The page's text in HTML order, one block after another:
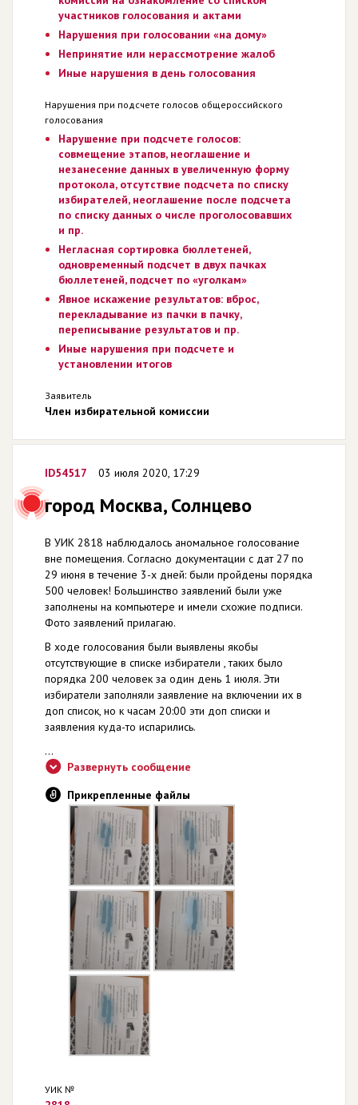
участников голосования и актами
Нарушения при голосовании «на дому»
Непринятие или нерассмотрение жалоб
Иные нарушения в день голосования
Нарушения при подсчете голосов общероссийского
голосования
Нарушение при подсчете голосов:
совмещение этапов, неоглашение и
незанесение данных в увеличенную форму
протокола, отсутствие подсчета по списку
избирателей, неоглашение после подсчета
по списку данных о числе проголосовавших
и пр.
Негласная сортировка бюллетеней,
одновременный подсчет в двух пачках
бюллетеней, подсчет по «уголкам»
Явное искажение результатов: вброс,
перекладывание из пачки в пачку,
переписывание результатов и пр.
Иные нарушения при подсчете и
установлении итогов
Заявитель
Член избирательной комиссии
ID54517 03 июля 2020, 17:29
город Москва, Солнцево
В УИК 2818 наблюдалось аномальное голосование
вне помещения. Согласно документации с дат 27 по
29 июня в течение 3-х дней: были пройдены порядка
500 человек! Большинство заявлений были уже
заполнены на компьютере и имели схожие подписи.
Фото заявлений прилагаю.
В ходе голосования были выявлены якобы
отсутствующие в списке избиратели , таких было
порядка 200 человек за один день 1 июля. Эти
избиратели заполняли заявление на включении их в
доп список, но к часам 20:00 эти доп списки и
заявления куда-то испарились.
...
Развернуть сообщение
Прикрепленные файлы
УИК №